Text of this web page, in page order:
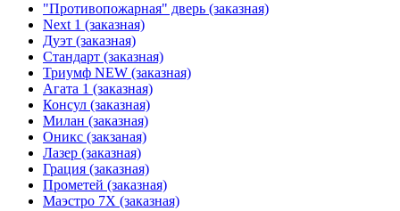
"Противопожарная" дверь (заказная)
Next 1 (заказная)
Дуэт (заказная)
Стандарт (заказная)
Триумф NEW (заказная)
Агата 1 (заказная)
Консул (заказная)
Милан (заказная)
Оникс (закзаная)
Лазер (заказная)
Грация (заказная)
Прометей (заказная)
Маэстро 7Х (заказная)